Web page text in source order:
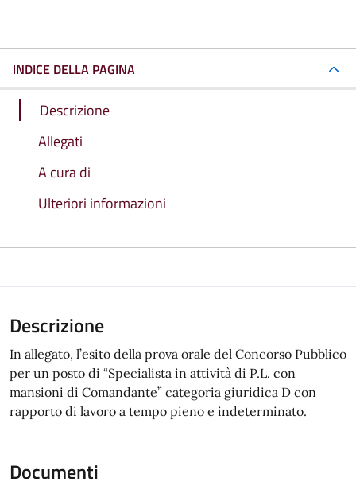
INDICE DELLA PAGINA
Descrizione
Allegati
A cura di
Ulteriori informazioni
Descrizione
In allegato, l’esito della prova orale del Concorso Pubblico
per un posto di “Specialista in attività di P.L. con
mansioni di Comandante” categoria giuridica D con
rapporto di lavoro a tempo pieno e indeterminato.
Documenti